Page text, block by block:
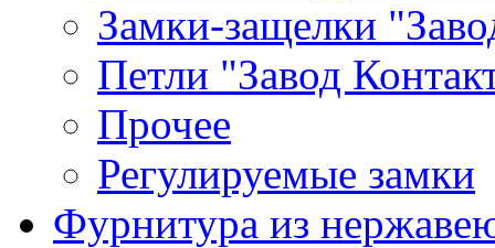
Замки-защелки
Петли "Завод
Прочее
Регулируемые замки
Фурнитура из